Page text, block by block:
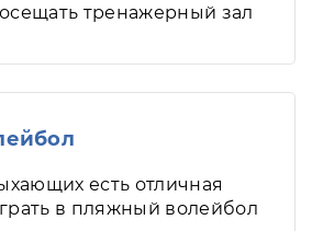
тренажерный зал
есть отличная
в пляжный волейбол